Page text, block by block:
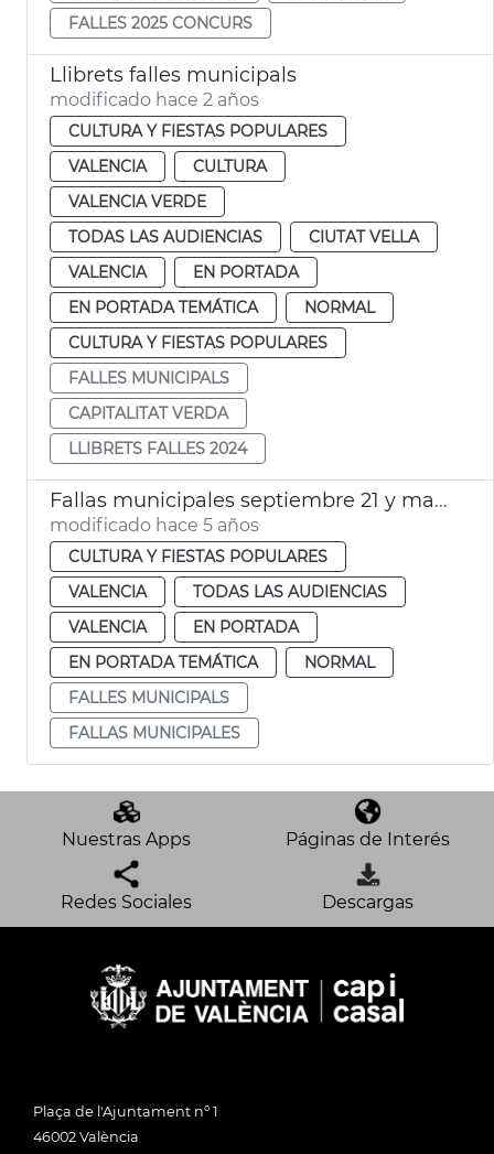
FALLES 2025 CONCURS
Llibrets falles municipals
modificado hace 2 años
CULTURA Y FIESTAS POPULARES
VALENCIA
CULTURA
VALENCIA VERDE
TODAS LAS AUDIENCIAS
CIUTAT VELLA
VALENCIA
EN PORTADA
EN PORTADA TEMÁTICA
NORMAL
CULTURA Y FIESTAS POPULARES
FALLES MUNICIPALS
CAPITALITAT VERDA
LLIBRETS FALLES 2024
Fallas municipales septiembre 21 y marzo 22
modificado hace 5 años
CULTURA Y FIESTAS POPULARES
VALENCIA
TODAS LAS AUDIENCIAS
VALENCIA
EN PORTADA
EN PORTADA TEMÁTICA
NORMAL
FALLES MUNICIPALS
FALLAS MUNICIPALES
Nuestras Apps Páginas de Interés
Redes Sociales Descargas
Plaça de l'Ajuntament nº 1
46002 València